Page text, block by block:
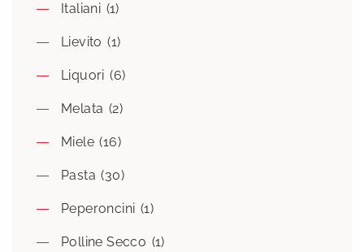
Italiani (1)
Lievito (1)
Liquori (6)
Melata (2)
Miele (16)
Pasta (30)
Peperoncini (1)
Polline Secco (1)